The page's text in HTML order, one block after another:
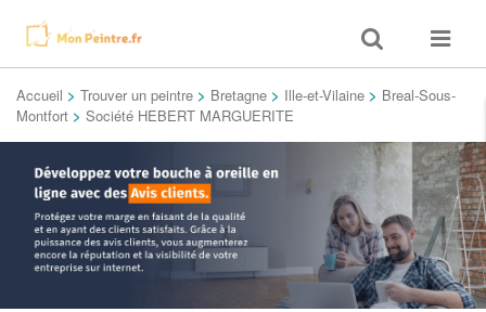
Toggle
search
Toggle
Accueil > Trouver un peintre > Bretagne > Ille-et-Vilaine > Breal-Sous-
Montfort > Société HEBERT MARGUERITE